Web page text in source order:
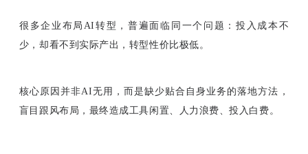
很多企业布局AI转型，普遍面临同一个问题：投入成本不
少，却看不到实际产出，转型性价比极低。
核心原因并非AI无用，而是缺少贴合自身业务的落地方法，
盲目跟风布局，最终造成工具闲置、人力浪费、投入白费。